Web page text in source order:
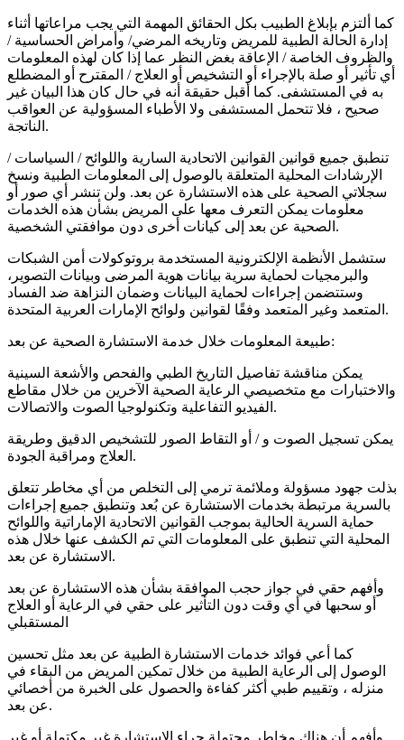
كما ألتزم بإبلاغ الطبيب بكل الحقائق المهمة التي يجب مراعاتها أثناء
إدارة الحالة الطبية للمريض وتاريخه المرضي/ وأمراض الحساسية /
والظروف الخاصة / الإعاقة بغض النظر عما إذا كان لهذه المعلومات
أي تأثير أو صلة بالإجراء أو التشخيص أو العلاج / المقترح أو المضطلع
به في المستشفى. كما أقبل حقيقة أنه في حال كان هذا البيان غير
صحيح ، فلا تتحمل المستشفى ولا الأطباء المسؤولية عن العواقب
الناتجة.
تنطبق جميع قوانين القوانين الاتحادية السارية واللوائح / السياسات /
الإرشادات المحلية المتعلقة بالوصول إلى المعلومات الطبية ونسخ
سجلاتي الصحية على هذه الاستشارة عن بعد. ولن تنشر أي صور أو
معلومات يمكن التعرف معها على المريض بشأن هذه الخدمات
الصحية عن بعد إلى كيانات أخرى دون موافقتي الشخصية.
ستشمل الأنظمة الإلكترونية المستخدمة بروتوكولات أمن الشبكات
والبرمجيات لحماية سرية بيانات هوية المرضى وبيانات التصوير،
وستتضمن إجراءات لحماية البيانات وضمان النزاهة ضد الفساد
المتعمد وغير المتعمد وفقًا لقوانين ولوائح الإمارات العربية المتحدة.
طبيعة المعلومات خلال خدمة الاستشارة الصحية عن بعد:
يمكن مناقشة تفاصيل التاريخ الطبي والفحص والأشعة السينية
والاختبارات مع متخصيصي الرعاية الصحية الآخرين من خلال مقاطع
الفيديو التفاعلية وتكنولوجيا الصوت والاتصالات.
يمكن تسجيل الصوت و / أو التقاط الصور للتشخيص الدقيق وطريقة
العلاج ومراقبة الجودة.
بذلت جهود مسؤولة وملائمة ترمي إلى التخلص من أي مخاطر تتعلق
بالسرية مرتبطة بخدمات الاستشارة عن بُعد وتنطبق جميع إجراءات
حماية السرية الحالية بموجب القوانين الاتحادية الإماراتية واللوائح
المحلية التي تنطبق على المعلومات التي تم الكشف عنها خلال هذه
الاستشارة عن بعد.
وأفهم حقي في جواز حجب الموافقة بشأن هذه الاستشارة عن بعد
أو سحبها في أي وقت دون التأثير على حقي في الرعاية أو العلاج
المستقبلي
كما أعي فوائد خدمات الاستشارة الطبية عن بعد مثل تحسين
الوصول إلى الرعاية الطبية من خلال تمكين المريض من البقاء في
منزله ، وتقييم طبي أكثر كفاءة والحصول على الخبرة من أخصائي
عن بعد.
وأفهم أن هناك مخاطر محتملة جراء الاستشارة غير مكتملة أو غير